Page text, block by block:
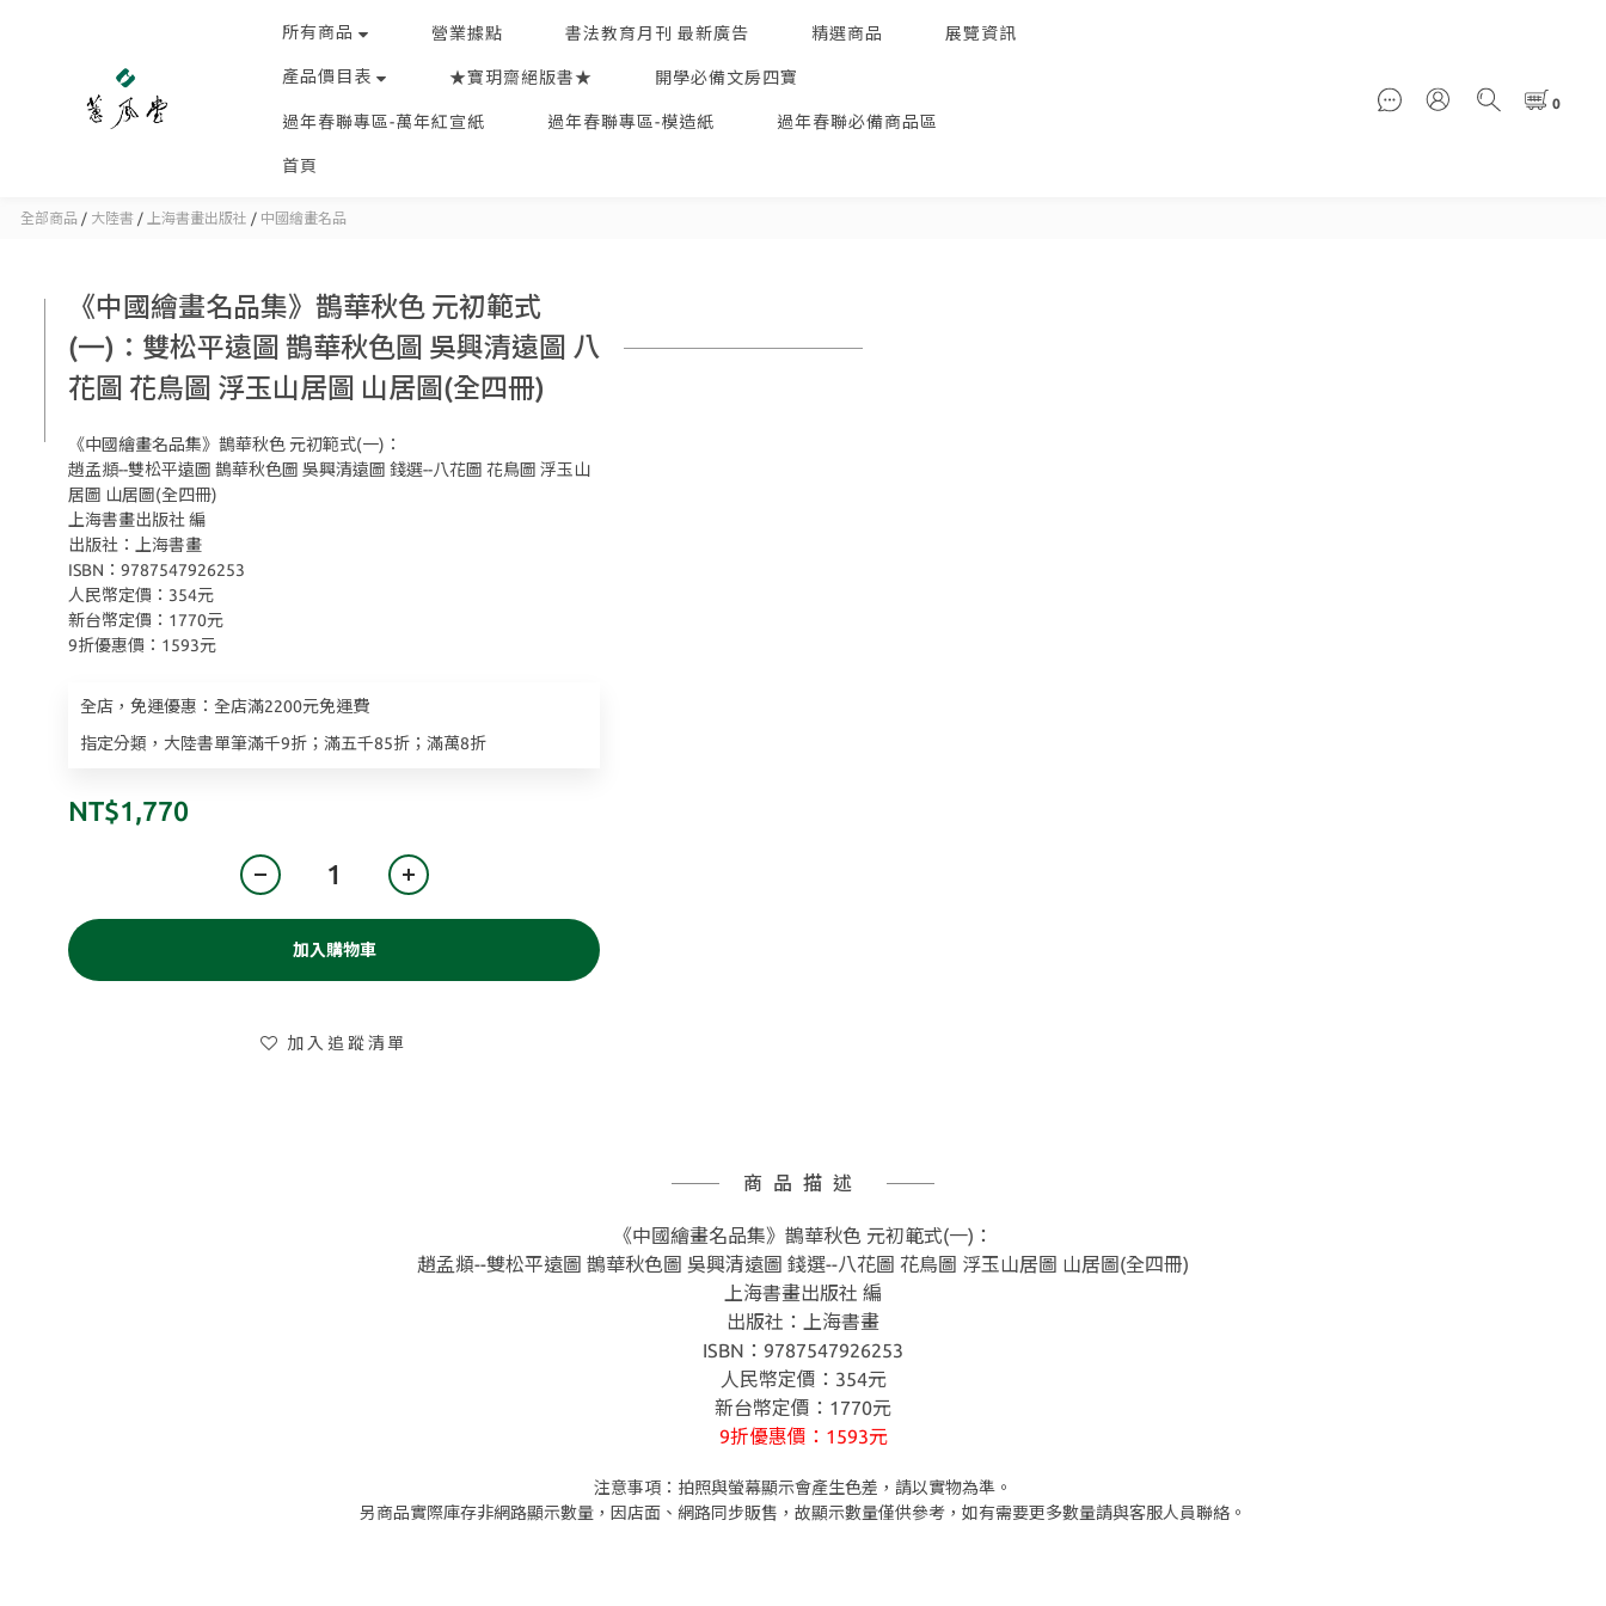
所有商品 營業據點 書法教育月刊 最新廣告 精選商品 展覽資訊
產品價目表 ★寶玥齋絕版書★ 開學必備文房四寶
過年春聯專區-萬年紅宣紙 過年春聯專區-模造紙 過年春聯必備商品區
首頁
全部商品 / 大陸書 / 上海書畫出版社 / 中國繪畫名品
《中國繪畫名品集》鵲華秋色 元初範式
(一)：雙松平遠圖 鵲華秋色圖 吳興清遠圖 八
花圖 花鳥圖 浮玉山居圖 山居圖(全四冊)
《中國繪畫名品集》鵲華秋色 元初範式(一)：
趙孟頫--雙松平遠圖 鵲華秋色圖 吳興清遠圖 錢選--八花圖 花鳥圖 浮玉山
居圖 山居圖(全四冊)
上海書畫出版社 編
出版社：上海書畫
ISBN：9787547926253
人民幣定價：354元
新台幣定價：1770元
9折優惠價：1593元
全店，免運優惠：全店滿2200元免運費
指定分類，大陸書單筆滿千9折；滿五千85折；滿萬8折
NT$1,770
加入購物車
加入追蹤清單
商品描述
《中國繪畫名品集》鵲華秋色 元初範式(一)：
趙孟頫--雙松平遠圖 鵲華秋色圖 吳興清遠圖 錢選--八花圖 花鳥圖 浮玉山居圖 山居圖(全四冊)
上海書畫出版社 編
出版社：上海書畫
ISBN：9787547926253
人民幣定價：354元
新台幣定價：1770元
9折優惠價：1593元
注意事項：拍照與螢幕顯示會產生色差，請以實物為準。
另商品實際庫存非網路顯示數量，因店面、網路同步販售，故顯示數量僅供參考，如有需要更多數量請與客服人員聯絡。